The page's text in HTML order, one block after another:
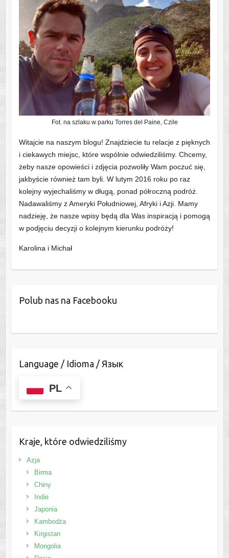
Fot. na szlaku w parku Torres del Paine, Czile
Witajcie na naszym blogu! Znajdziecie tu relacje z pięknych
i ciekawych miejsc, które wspólnie odwiedziliśmy. Chcemy,
żeby nasze opowieści i zdjęcia pozwoliły Wam poczuć się,
jakbyście również tam byli. W lutym 2016 roku po raz
kolejny wyjechaliśmy w długą, ponad półroczną podróż.
Nadawaliśmy z Ameryki Południowej, Afryki i Azji. Mamy
nadzieję, że nasze wpisy będą dla Was inspiracją i pomogą
w podjęciu decyzji o kolejnym kierunku podróży!
Karolina i Michał
Polub nas na Facebooku
Language / Idioma / Язык
PL
Kraje, które odwiedziliśmy
Azja
Birma
Chiny
Indie
Japonia
Kambodża
Kirgistan
Mongolia